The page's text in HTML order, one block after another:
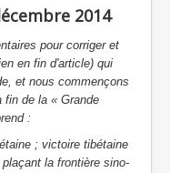
≡
2014
pour corriger et
en fin d'article) qui
et nous commençons
fin de la « Grande
:
; victoire tibétaine
la frontière sino-